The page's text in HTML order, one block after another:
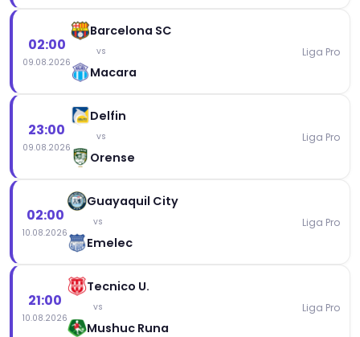
02:00
09.08.2026
Barcelona SC
vs
Macara
Liga Pro
23:00
09.08.2026
Delfin
vs
Orense
Liga Pro
02:00
10.08.2026
Guayaquil City
vs
Emelec
Liga Pro
21:00
10.08.2026
Tecnico U.
vs
Mushuc Runa
Liga Pro